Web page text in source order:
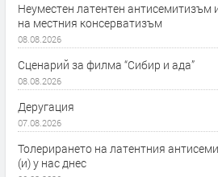
Неуместен латентен антисемитизъм
на местния консерватизъм
08.08.2026
Сценарий за филма “Сибир и ада”
08.08.2026
Деругация
07.08.2026
Толерирането на латентния
(и) у нас днес